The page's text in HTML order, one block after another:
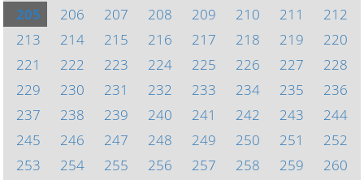
205
206 207 208 209 210 211
212
213
214 215 216 217 218 219
220
221
222 223 224 225 226 227
228
229
230 231 232 233 234 235
236
237
238 239 240 241 242 243
244
245
246 247 248 249 250 251
252
253
254 255 256 257 258 259
260